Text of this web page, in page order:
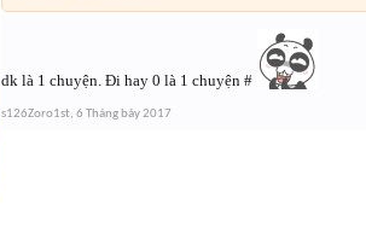
dk là 1 chuyện. Đi hay 0 là 1 chuyện #
s126Zoro1st, 6 Tháng bảy 2017